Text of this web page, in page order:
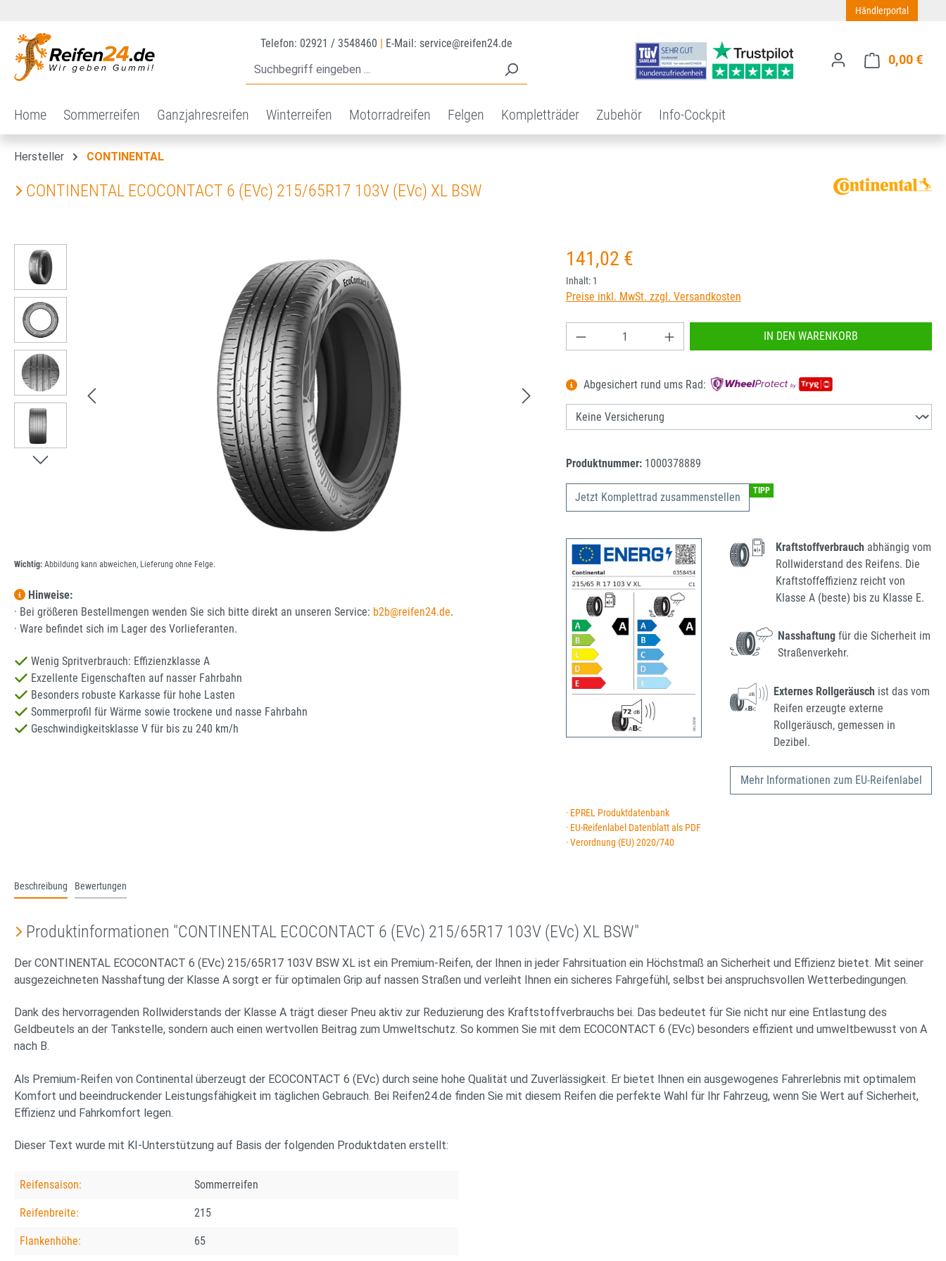
Händlerportal
Telefon: 02921 / 3548460 E-Mail: service@reifen24.de
0,00 €
Home Sommerreifen Ganzjahresreifen Winterreifen Motorradreifen Felgen Kompletträder Zubehör Info-Cockpit
Hersteller CONTINENTAL
CONTINENTAL ECOCONTACT 6 (EVc) 215/65R17 103V (EVc) XL BSW
Bildergalerie überspringen
Wichtig: Abbildung kann abweichen, Lieferung ohne Felge.
Hinweise:
· Bei größeren Bestellmengen wenden Sie sich bitte direkt an unseren Service: b2b@reifen24.de.
· Ware befindet sich im Lager des Vorlieferanten.
Wenig Spritverbrauch: Effizienzklasse A
Exzellente Eigenschaften auf nasser Fahrbahn
Besonders robuste Karkasse für hohe Lasten
Sommerprofil für Wärme sowie trockene und nasse Fahrbahn
Geschwindigkeitsklasse V für bis zu 240 km/h
Regulärer Preis:
141,02 €
Inhalt: 1
Preise inkl. MwSt. zzgl. Versandkosten
Produkt Anzahl: Gib den gewünschten Wert ein oder
IN DEN WARENKORB
Abgesichert rund ums Rad:
Produktnummer: 1000378889
Jetzt Komplettrad zusammenstellen TIPP
Kraftstoffverbrauch abhängig vom
Rollwiderstand des Reifens. Die
Kraftstoffeffizienz reicht von
Klasse A (beste) bis zu Klasse E.
Nasshaftung für die Sicherheit im
Straßenverkehr.
Externes Rollgeräusch ist das vom
Reifen erzeugte externe
Rollgeräusch, gemessen in
Dezibel.
Mehr Informationen zum EU-Reifenlabel
· EPREL Produktdatenbank
· EU-Reifenlabel Datenblatt als PDF
· Verordnung (EU) 2020/740
Beschreibung Bewertungen
Produktinformationen "CONTINENTAL ECOCONTACT 6 (EVc) 215/65R17 103V (EVc) XL BSW"
Der CONTINENTAL ECOCONTACT 6 (EVc) 215/65R17 103V BSW XL ist ein Premium-Reifen, der Ihnen in jeder Fahrsituation ein Höchstmaß an Sicherheit und Effizienz bietet. Mit seiner
ausgezeichneten Nasshaftung der Klasse A sorgt er für optimalen Grip auf nassen Straßen und verleiht Ihnen ein sicheres Fahrgefühl, selbst bei anspruchsvollen Wetterbedingungen.
Dank des hervorragenden Rollwiderstands der Klasse A trägt dieser Pneu aktiv zur Reduzierung des Kraftstoffverbrauchs bei. Das bedeutet für Sie nicht nur eine Entlastung des
Geldbeutels an der Tankstelle, sondern auch einen wertvollen Beitrag zum Umweltschutz. So kommen Sie mit dem ECOCONTACT 6 (EVc) besonders effizient und umweltbewusst von A
nach B.
Als Premium-Reifen von Continental überzeugt der ECOCONTACT 6 (EVc) durch seine hohe Qualität und Zuverlässigkeit. Er bietet Ihnen ein ausgewogenes Fahrerlebnis mit optimalem
Komfort und beeindruckender Leistungsfähigkeit im täglichen Gebrauch. Bei Reifen24.de finden Sie mit diesem Reifen die perfekte Wahl für Ihr Fahrzeug, wenn Sie Wert auf Sicherheit,
Effizienz und Fahrkomfort legen.
Dieser Text wurde mit KI-Unterstützung auf Basis der folgenden Produktdaten erstellt:
Reifensaison: Sommerreifen
Reifenbreite: 215
Flankenhöhe: 65